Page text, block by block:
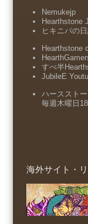
Nemukejp
Hearthstone
ヒキニパの
Hearthstone
すべ半
JubileE
ハーススト
毎週木曜日
海外サイト・